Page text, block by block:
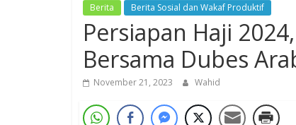
Berita Berita Sosial dan Wakaf Produktif
Persiapan Haji
Bersama Dubes
November 21, 2023 Wahid